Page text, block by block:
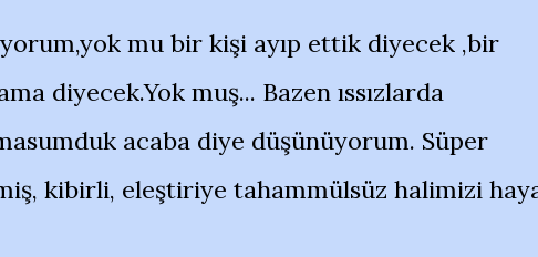
mu bir kişi ayıp ettik diyecek ,bir
diyecek.Yok muş... Bazen ıssızlarda
acaba diye düşünüyorum. Süper
kibirli, eleştiriye tahammülsüz halimizi